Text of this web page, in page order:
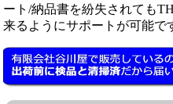
ート/納品書を紛失されても
来るようにサポートが可能で